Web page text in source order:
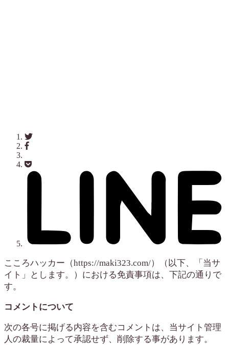
こころハッカー（https://maki323.com/）（以下、「当サ
イト」とします。）における免責事項は、下記の通りで
す。
コメントについて
次の各号に掲げる内容を含むコメントは、当サイト管理
人の裁量によって承認せず、削除する事があります。